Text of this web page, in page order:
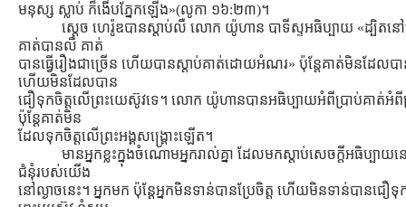
មនុស្ស ស្លាប់ ក៏ងើបភ្នែកឡើង»(លូកា ១៦:២៣)។
ស្ដេច ហេរ៉ូឌបានស្ដាប់លឺ លោក យ៉ូហាន បាទីស្ទអធិប្បាយ «ដ្បិតន
គាត់បានលឺ គាត់
បានធ្វើរឿងជាច្រើន ហើយបានស្ដាប់គាត់ដោយអំណរ» ប៉ុន្ដែគាត់មិនដែលបា
ហើយមិនដែលបាន
ជឿទុកចិត្ដលើព្រះយេស៊ូវទេ។ លោក យ៉ូហានបានអធិប្បាយអំពីប្រាប់គាត់អំពី
ប៉ុន្ដែគាត់មិន
ដែលទុកចិត្ដលើព្រះអង្គសង្រ្គោះឡើត។
មានអ្នកខ្លះក្នុងចំណោមអ្នករាល់គ្នា ដែលមកស្ដាប់សេចក្ដីអធិប្បាយន
ជំនុំរបស់យើង
នៅល្ងាចនេះ។ អ្នកមក ប៉ុន្ដែអ្នកមិនទាន់បានប្រែចិត្ដ ហើយមិនទាន់បានជឿទុ